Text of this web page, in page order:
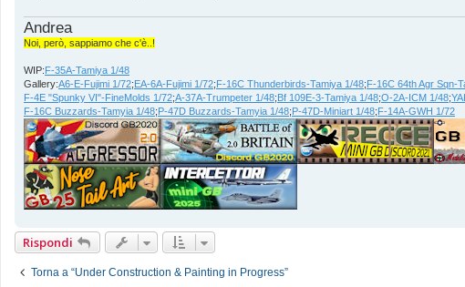
Andrea
Noi, però, sappiamo che c'è..!
WIP:F-35A-Tamiya 1/48
Gallery:A6-E-Fujimi 1/72;EA-6A-Fujimi 1/72;F-16C Thunderbirds-Tamiya 1/48;F-16C 64th Agr Sqn-
F-4E "Spunky VI"-FineMolds 1/72;A-37A-Trumpeter 1/48;Bf 109E-3-Tamiya 1/48;O-2A-ICM 1/48;
F-16C Buzzards-Tamyia 1/48;P-47D Buzzards-Tamyia 1/48;P-47D-Miniart 1/48;F-14A-GWH 1/72
Rispondi
Torna a “Under Construction & Painting in Progress”